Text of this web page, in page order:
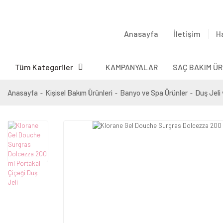
Anasayfa İletişim
Tüm Kategoriler KAMPANYALAR SAÇ BAKIM
Anasayfa Kişisel Bakım Ürünleri Banyo ve Spa Ürünler Duş Jeli